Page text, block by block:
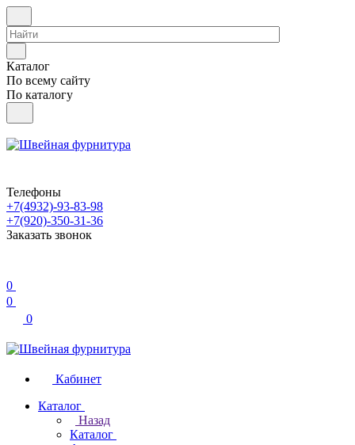
Каталог
По всему сайту
По каталогу
Телефоны
+7(4932)-93-83-98
+7(920)-350-31-36
Заказать звонок
0
0
0
Кабинет
Каталог
Назад
Каталог